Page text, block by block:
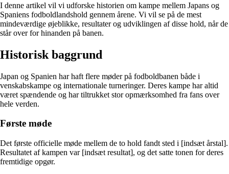
I denne artikel vil vi udforske historien om kampe mellem Japans og
Spaniens fodboldlandshold gennem årene. Vi vil se på de mest
mindeværdige øjeblikke, resultater og udviklingen af disse hold, når de
står over for hinanden på banen.
Historisk baggrund
Japan og Spanien har haft flere møder på fodboldbanen både i
venskabskampe og internationale turneringer. Deres kampe har altid
været spændende og har tiltrukket stor opmærksomhed fra fans over
hele verden.
Første møde
Det første officielle møde mellem de to hold fandt sted i [indsæt årstal].
Resultatet af kampen var [indsæt resultat], og det satte tonen for deres
fremtidige opgør.